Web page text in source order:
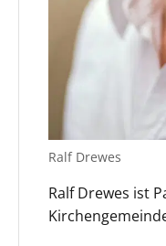
Ralf Drewes
Ralf Drewes ist